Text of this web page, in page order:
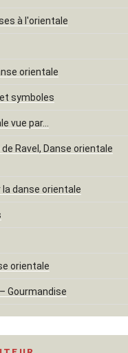
à l'orientale
orientale
symboles
vue par…
Ravel, Danse orientale
la danse orientale
orientale
Gourmandise